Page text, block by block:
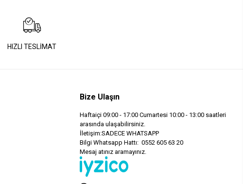
HIZLI TESLİMAT
Bize Ulaşın
Haftaiçi 09:00 - 17:00 Cumartesi 10:00 - 13:00 saatleri
arasında ulaşabilirsiniz.
İletişim:SADECE WHATSAPP
Bilgi Whatsapp Hattı: 0552 605 63 20
Mesaj atınız aramayınız.